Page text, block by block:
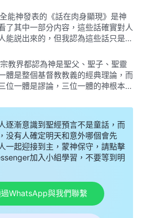
能神發表的《話在肉身顯現》是神
了其中一部分内容，這些話確實對人
能説出來的，但我認為這些話只是人
，并不是神的親口説話。
教界都認為神是聖父、聖子、聖靈
體是整個基督教教義的經典理論，而
位一體是謬論，三位一體的神根本不
逐漸意識到聖經預言不是童話，而
没有人確定明天和意外哪個會先
一起迎接到主，蒙神保守，請點擊
加入小組學習，不要等到明
WhatsApp與我們聯繫